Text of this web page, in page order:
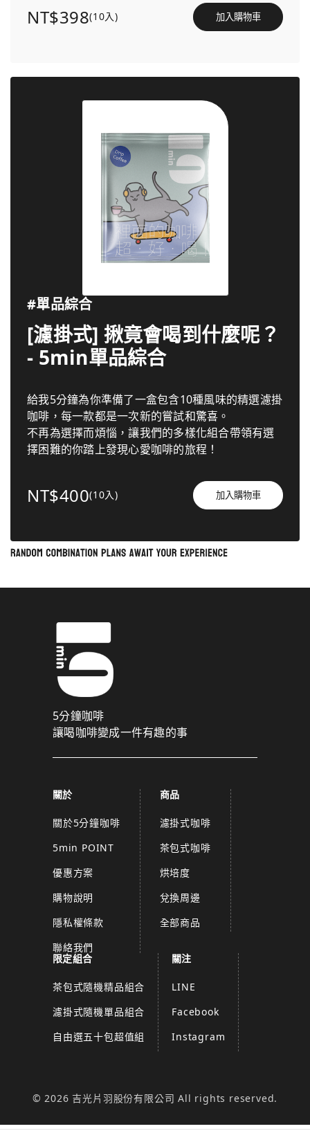
NT$398(10入) 加入購物車
#單品綜合
[濾掛式] 揪竟會喝到什麼呢？
- 5min單品綜合
給我5分鐘為你準備了一盒包含10種風味的精選濾掛
咖啡，每一款都是一次新的嘗試和驚喜。
不再為選擇而煩惱，讓我們的多樣化組合帶領有選
擇困難的你踏上發現心愛咖啡的旅程！
NT$400(10入) 加入購物車
5分鐘咖啡
讓喝咖啡變成一件有趣的事
關於
關於5分鐘咖啡
5min POINT
優惠方案
購物說明
隱私權條款
聯絡我們
商品
濾掛式咖啡
茶包式咖啡
烘培度
兌換周邊
全部商品
限定組合
茶包式隨機精品組合
濾掛式隨機單品組合
自由選五十包超值組
關注
LINE
Facebook
Instagram
© 2026 吉光片羽股份有限公司 All rights reserved.